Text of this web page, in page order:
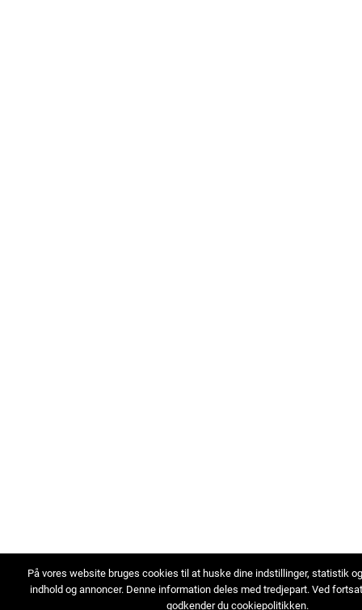
På vores website bruges cookies til at huske dine indstillinger, statistik
indhold og annoncer. Denne information deles med tredjepart. Ved
godkender du cookiepolitikken.